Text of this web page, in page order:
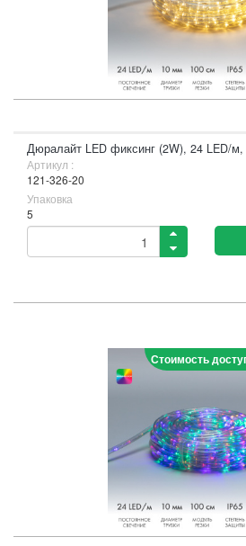
Дюралайт LED фиксинг (2W), 24 LED/
Артикул :
121-326-20
Упаковка
5
Стоимость